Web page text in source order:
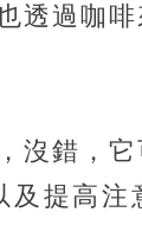
透過咖
沒錯，
提高注